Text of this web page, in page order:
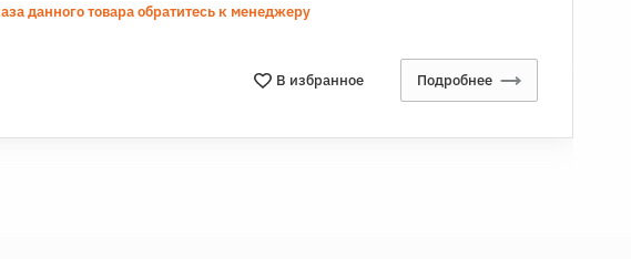
данного товара обратитесь к менеджеру
В избранное Подробнее